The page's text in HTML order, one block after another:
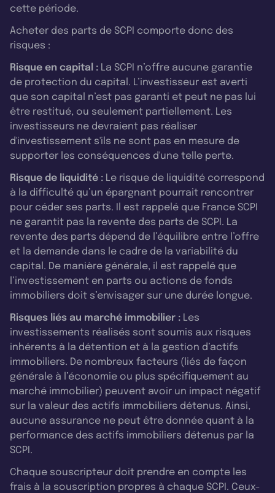
cette période.
Acheter des parts de SCPI comporte donc des
risques :
Risque en capital : La SCPI n’offre aucune garantie
de protection du capital. L’investisseur est averti
que son capital n’est pas garanti et peut ne pas lui
être restitué, ou seulement partiellement. Les
investisseurs ne devraient pas réaliser
d'investissement s'ils ne sont pas en mesure de
supporter les conséquences d'une telle perte.
Risque de liquidité : Le risque de liquidité correspond
à la difficulté qu’un épargnant pourrait rencontrer
pour céder ses parts. Il est rappelé que France SCPI
ne garantit pas la revente des parts de SCPI. La
revente des parts dépend de l’équilibre entre l’offre
et la demande dans le cadre de la variabilité du
capital. De manière générale, il est rappelé que
l’investissement en parts ou actions de fonds
immobiliers doit s’envisager sur une durée longue.
Risques liés au marché immobilier : Les
investissements réalisés sont soumis aux risques
inhérents à la détention et à la gestion d’actifs
immobiliers. De nombreux facteurs (liés de façon
générale à l’économie ou plus spécifiquement au
marché immobilier) peuvent avoir un impact négatif
sur la valeur des actifs immobiliers détenus. Ainsi,
aucune assurance ne peut être donnée quant à la
performance des actifs immobiliers détenus par la
SCPI.
Chaque souscripteur doit prendre en compte les
frais à la souscription propres à chaque SCPI. Ceux-